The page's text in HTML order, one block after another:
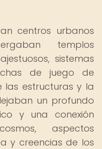
centros urbanos
templos
sistemas
de juego de
las estructuras y la
un profundo
y una conexión
aspectos
y creencias de los